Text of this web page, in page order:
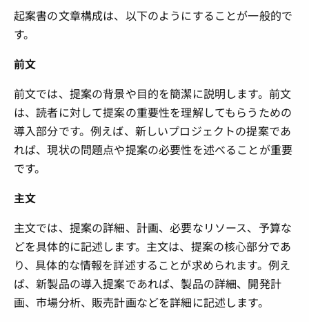
起案書の文章構成は、以下のようにすることが一般的で
す。
前文
前文では、提案の背景や目的を簡潔に説明します。前文
は、読者に対して提案の重要性を理解してもらうための
導入部分です。例えば、新しいプロジェクトの提案であ
れば、現状の問題点や提案の必要性を述べることが重要
です。
主文
主文では、提案の詳細、計画、必要なリソース、予算な
どを具体的に記述します。主文は、提案の核心部分であ
り、具体的な情報を詳述することが求められます。例え
ば、新製品の導入提案であれば、製品の詳細、開発計
画、市場分析、販売計画などを詳細に記述します。